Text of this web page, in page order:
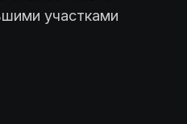
участками